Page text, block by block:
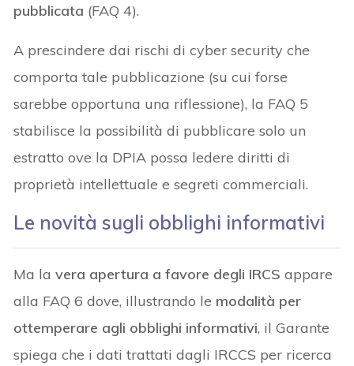
pubblicata (FAQ 4).
A prescindere dai rischi di cyber security che
comporta tale pubblicazione (su cui forse
sarebbe opportuna una riflessione), la FAQ 5
stabilisce la possibilità di pubblicare solo un
estratto ove la DPIA possa ledere diritti di
proprietà intellettuale e segreti commerciali.
Le novità sugli obblighi informativi
Ma lavera apertura a favore degli IRCS appare
alla FAQ 6 dove, illustrando le modalità per
ottemperare agli obblighi informativi, il Garante
spiega che i dati trattati dagli IRCCS per ricerca